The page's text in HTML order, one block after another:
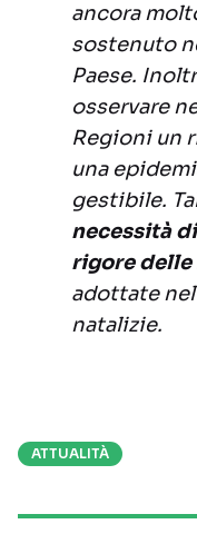
ancora
sostenuto
Paese.
osservare
Regioni un
una
gestibile.
necessità
rigore
adottate
natalizie.
ATTUALITÀ